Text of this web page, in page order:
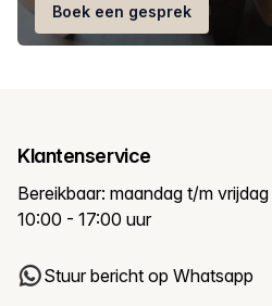
Boek een gesprek
Klantenservice
Bereikbaar: maandag t/m vrijdag
10:00 - 17:00 uur
Stuur bericht op Whatsapp